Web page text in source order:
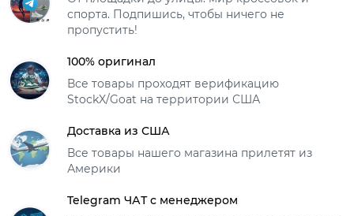
спорта. Подпишись, чтобы ничего не
пропустить!
100% оригинал
Все товары проходят верификацию
StockX/Goat на территории США
Доставка из США
Все товары нашего магазина прилетят из
Америки
Telegram ЧАТ с менеджером